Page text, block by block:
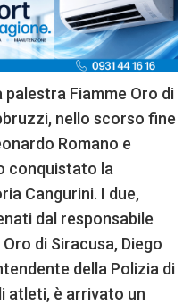
Fiamme Oro di
nello scorso fine
Romano e
conquistato la
Cangurini. I due,
dal responsabile
di Siracusa, Diego
della Polizia di
atleti, è arrivato un